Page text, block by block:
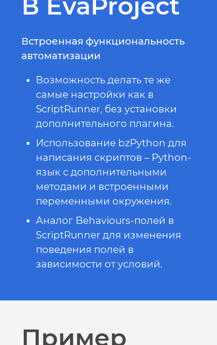
В EvaProject
Встроенная функциональность
автоматизации
Возможность делать те же
самые настройки как в
ScriptRunner, без установки
дополнительного плагина.
Использование bzPython для
написания скриптов – Python-
язык с дополнительными
методами и встроенными
переменными окружения.
Аналог Behaviours-полей в
ScriptRunner для изменения
поведения полей в
зависимости от условий.
Пример